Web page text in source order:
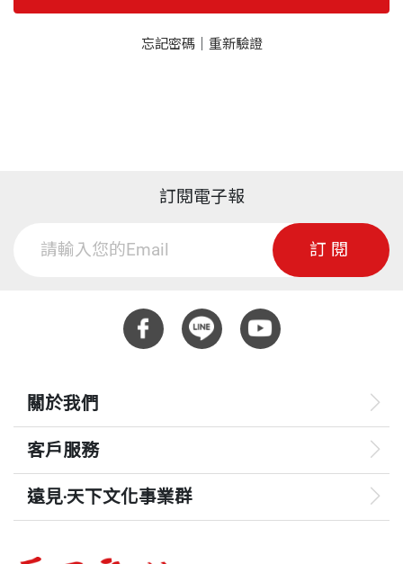
忘記密碼｜ 重新驗證
訂閱電子報
訂閱
關於我們
客戶服務
遠見‧天下文化事業群